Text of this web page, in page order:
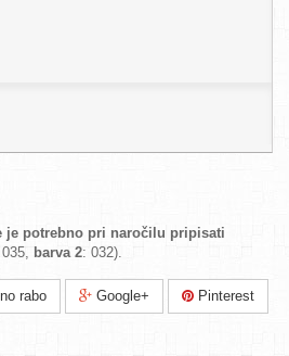
je potrebno pri naročilu pripisati
barva 2: 032).
rabo Google+ Pinterest